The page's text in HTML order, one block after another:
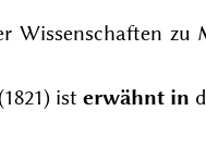
zu
ist erwähnt in